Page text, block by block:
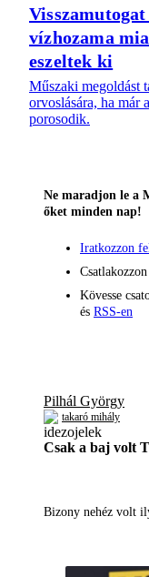
vízhozama
eszeltek ki
Műszaki megoldást
orvoslására, ha már
porosodik.
Ne maradjon le a
őket minden nap!
Iratkozzon
Kövesse
és RSS-en
Pilhál György
takaró mihály
Csak a baj volt
Bizony nehéz volt